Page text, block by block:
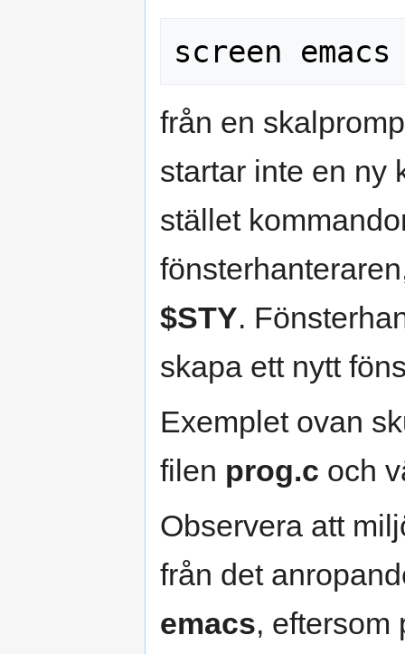
från en
startar inte en ny
stället
$STY.
skapa ett nytt
Exemplet ovan
filen prog.c och
Observera att
från det
emacs, eftersom